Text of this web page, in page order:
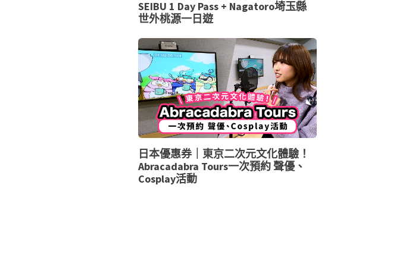
SEIBU 1 Day Pass + Nagatoro埼玉縣
世外桃源一日遊
日本優惠券｜東京二次元文化體驗！
Abracadabra Tours一次預約 聲優、
Cosplay活動